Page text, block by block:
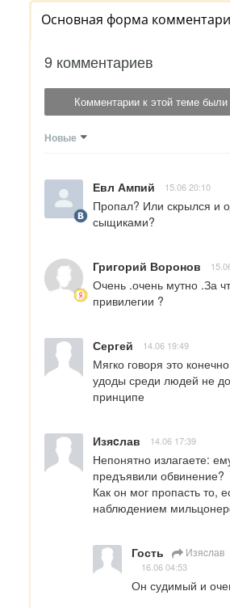
Основная форма
9 комментариев
Комментарии к этой теме
Новые
Евл Ампий 15.06 20:10
Пропал? Или скрылся и
сыщиками?
Григорий Воронов
Очень .очень мутно .За
привилегии ?
Сергей 14.06 19:49
Мягко говоря это
удоды среди людей не
принципе
Изяcлав 14.06 17:39
Непонятно излагаете:
предъявили обвинение?
Как он мог пропасть то,
наблюдением
Гость Изяcлав
16.06 04:53
Он судимый и